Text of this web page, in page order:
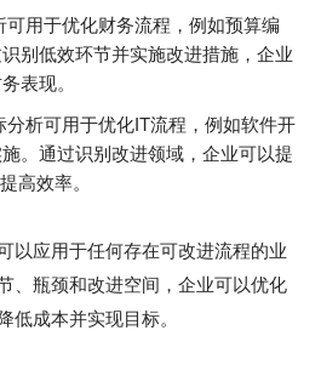
可用于优化财务流程，例如预算编
别低效环节并实施改进措施，企业
表现。
分析可用于优化IT流程，例如软件开
。通过识别改进领域，企业可以提
高效率。
以应用于任何存在可改进流程的业
、瓶颈和改进空间，企业可以优化
低成本并实现目标。